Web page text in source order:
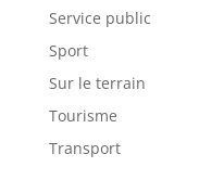
Service public
Sport
Sur le terrain
Tourisme
Transport